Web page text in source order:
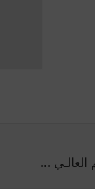
العالـي ...